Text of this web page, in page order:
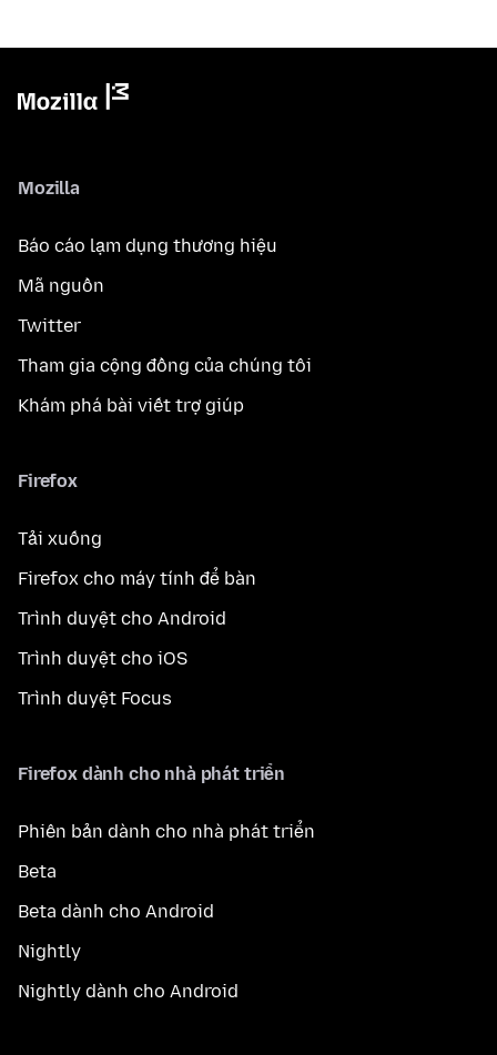
Mozilla
Báo cáo lạm dụng thương hiệu
Mã nguồn
Twitter
Tham gia cộng đồng của chúng tôi
Khám phá bài viết trợ giúp
Firefox
Tải xuống
Firefox cho máy tính để bàn
Trình duyệt cho Android
Trình duyệt cho iOS
Trình duyệt Focus
Firefox dành cho nhà phát triển
Phiên bản dành cho nhà phát triển
Beta
Beta dành cho Android
Nightly
Nightly dành cho Android